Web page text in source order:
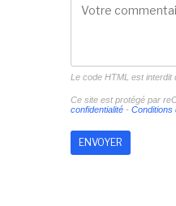
Le code HTML est interdit
Ce site est protégé par
confidentialité- Conditions